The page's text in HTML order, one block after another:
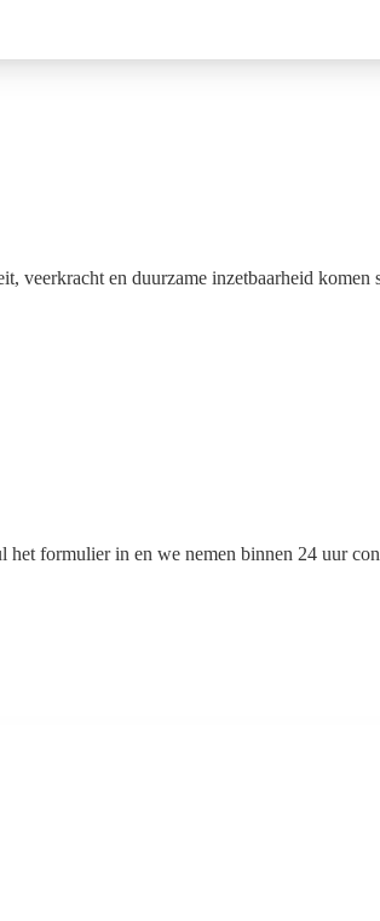
en duurzame inzetbaarheid komen
formulier in en we nemen binnen 24 uur